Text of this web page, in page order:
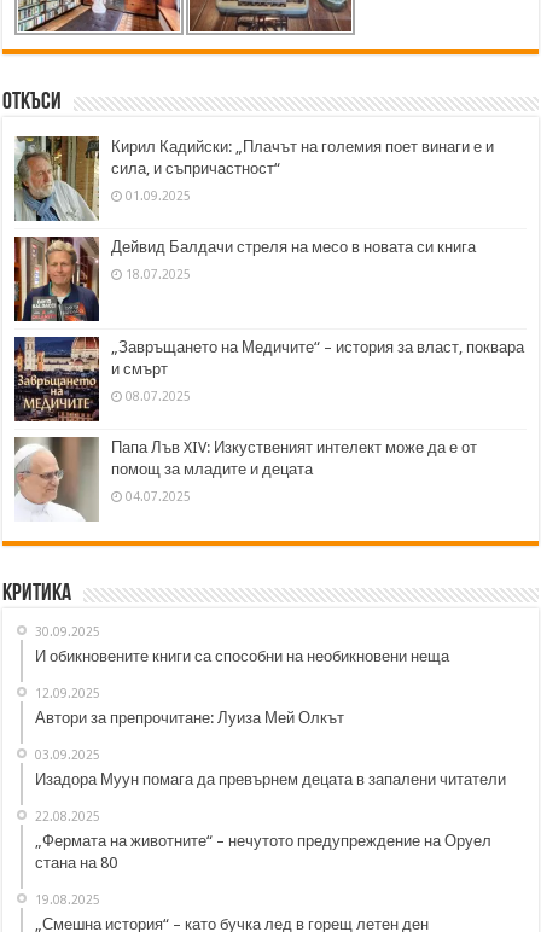
Откъси
Кирил Кадийски: „Плачът на големия поет винаги е и
сила, и съпричастност“
01.09.2025
Дейвид Балдачи стреля на месо в новата си книга
18.07.2025
„Завръщането на Медичите“ – история за власт, поквара
и смърт
08.07.2025
Папа Лъв XIV: Изкуственият интелект може да е от
помощ за младите и децата
04.07.2025
Критика
30.09.2025
И обикновените книги са способни на необикновени неща
12.09.2025
Автори за препрочитане: Луиза Мей Олкът
03.09.2025
Изадора Муун помага да превърнем децата в запалени читатели
22.08.2025
„Фермата на животните“ – нечутото предупреждение на Оруел
стана на 80
19.08.2025
„Смешна история“ – като бучка лед в горещ летен ден